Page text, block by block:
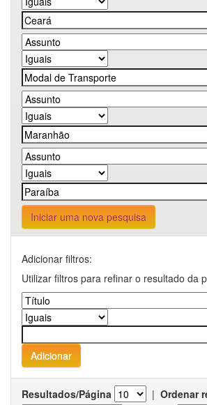
Iniciar uma nova pesquisa
Adicionar filtros:
Utilizar filtros para refinar o resultado da
Resultados/Página | Ordenar